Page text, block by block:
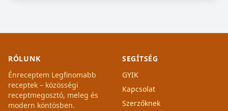
RÓLUNK
Énreceptem Legfinomabb
receptek – közösségi
receptmegosztó, meleg és
modern köntösben.
SEGÍTSÉG
GYIK
Kapcsolat
Szerzőknek